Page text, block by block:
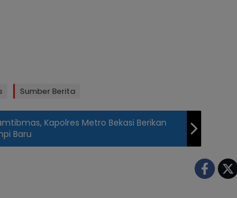
Sumber Berita
Kapolres Metro Bekasi Berikan
Baru